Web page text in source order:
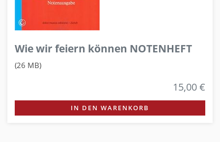
Wie wir feiern können NOTENHEFT
(26 MB)
15,00 €
IN DEN WARENKORB